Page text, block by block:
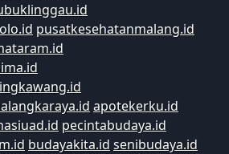
pusatkesehatanmalang.id
apotekerku.id
pecintabudaya.id
budayakita.id senibudaya.id